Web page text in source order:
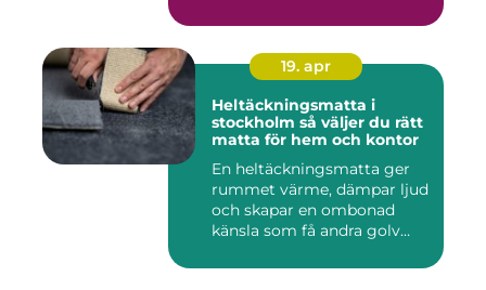
19. apr
Heltäckningsmatta i
stockholm så väljer du rätt
matta för hem och kontor
En heltäckningsmatta ger
rummet värme, dämpar ljud
och skapar en ombonad
känsla som få andra golv